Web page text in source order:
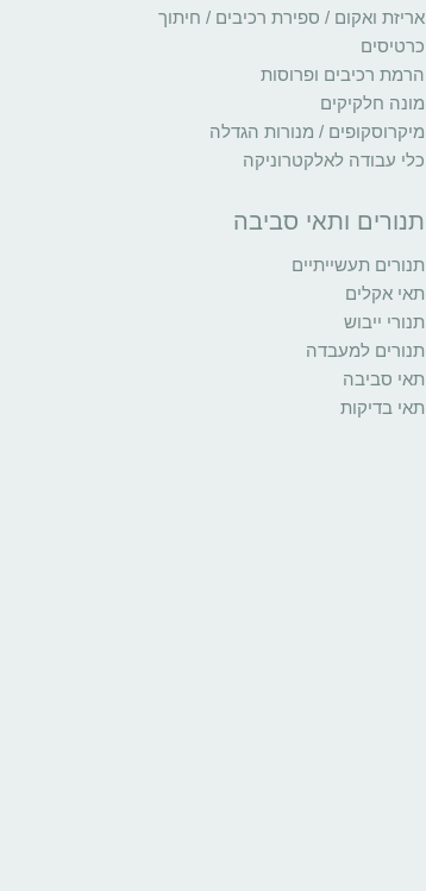
אריזת ואקום / ספירת רכיבים / חיתוך
כרטיסים
הרמת רכיבים ופרוסות
מונה חלקיקים
מיקרוסקופים / מנורות הגדלה
כלי עבודה לאלקטרוניקה
תנורים ותאי סביבה
תנורים תעשייתיים
תאי אקלים
תנורי ייבוש
תנורים למעבדה
תאי סביבה
תאי בדיקות